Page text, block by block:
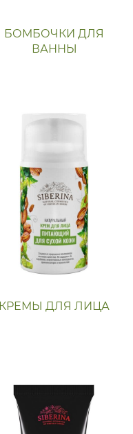
БОМБОЧКИ ДЛЯ
ВАННЫ
КРЕМЫ ДЛЯ ЛИЦА